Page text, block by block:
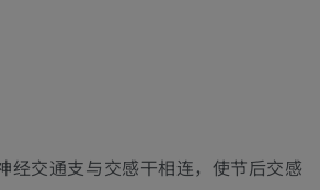
经交通支与交感干相连，使节后交感